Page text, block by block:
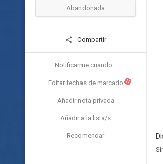
Abandonada
Compartir
Notificarme cuando...
Editar fechas de marcado N
Añadir nota privada
Añadir a la lista/s
Recomendar